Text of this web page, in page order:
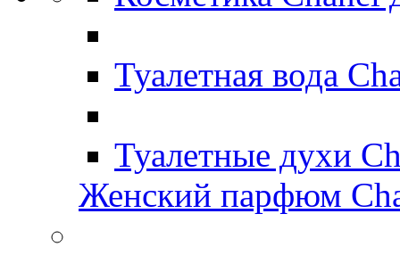
Туалетная вода
Туалетные духи
Женский парфюм